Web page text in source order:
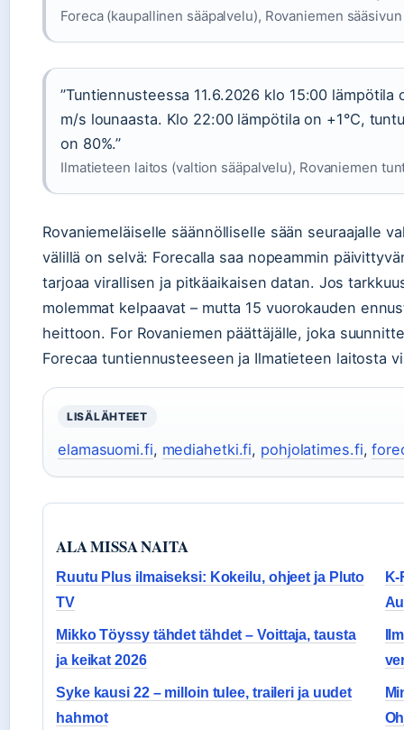
Foreca (kaupallinen sääpalvelu), Rovaniemen
”Tuntiennusteessa 11.6.2026 klo 15:00 lämpötila
m/s lounaasta. Klo 22:00 lämpötila on +1°C,
on 80%.”
Ilmatieteen laitos (valtion sääpalvelu), Rovaniemen
Rovaniemeläiselle säännölliselle sään seuraajalle
välillä on selvä: Forecalla saa nopeammin
tarjoaa virallisen ja pitkäaikaisen datan. Jos
molemmat kelpaavat – mutta 15 vuorokauden
heittoon. For Rovaniemen päättäjälle, joka
Forecaa tuntiennusteeseen ja Ilmatieteen laitosta
LISÄLÄHTEET
elamasuomi.fi, mediahetki.fi, pohjolatimes.fi,
ALA MISSA NAITA
Ruutu Plus ilmaiseksi: Kokeilu, ohjeet ja Pluto
TV
Mikko Töyssy tähdet tähdet – Voittaja, tausta
ja keikat 2026
Syke kausi 22 – milloin tulee, traileri ja uudet
hahmot